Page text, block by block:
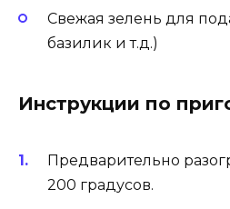
Свежая зелень для
базилик и т.д.)
Инструкции по
Предварительно
200 градусов.